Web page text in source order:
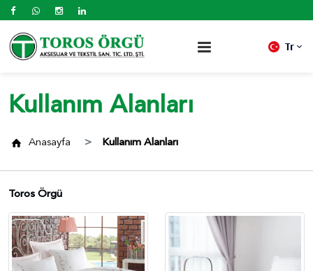
Tr
Kullanım Alanları
Anasayfa Kullanım Alanları
Toros Örgü